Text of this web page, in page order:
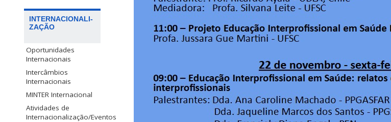
INTERNACIONALI-
ZAÇÃO
Oportunidades
Internacionais
Intercâmbios
Internacionais
MINTER Internacional
Atividades de
Internacionalização/Eventos